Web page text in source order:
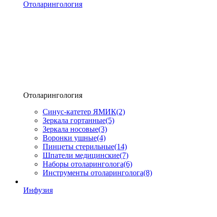
Отоларингология
Отоларингология
Синус-катетер ЯМИК(2)
Зеркала гортанные(5)
Зеркала носовые(3)
Воронки ушные(4)
Пинцеты стерильные(14)
Шпатели медицинские(7)
Наборы отоларинголога(6)
Инструменты отоларинголога(8)
Инфузия